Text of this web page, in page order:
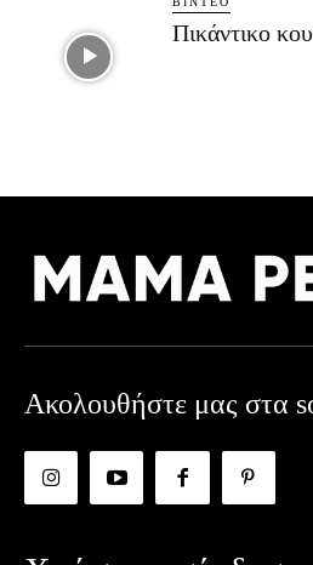
Πικάντικο
Ακολουθήστε μας στα